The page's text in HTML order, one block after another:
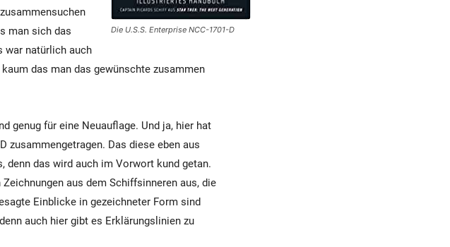
Die U.S.S. Enterprise NCC-1701-D
man sich das
war natürlich auch
das man das gewünschte zusammen
genug für eine Neuauflage. Und ja, hier hat
zusammengetragen. Das diese eben aus
denn das wird auch im Vorwort kund getan.
aus dem Schiffsinneren aus, die
Einblicke in gezeichneter Form sind
auch hier gibt es Erklärungslinien zu